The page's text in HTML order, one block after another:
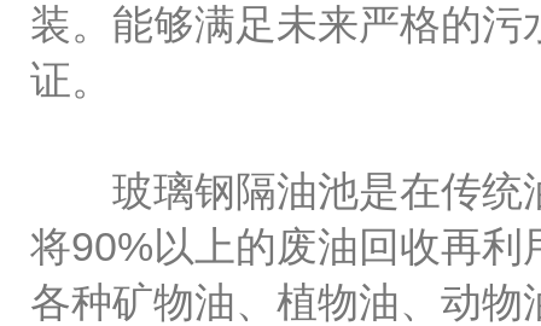
装。能够满足未来严格的
证。
玻璃钢隔油池是在传统
将90%以上的废油回收再
各种矿物油、植物油、动